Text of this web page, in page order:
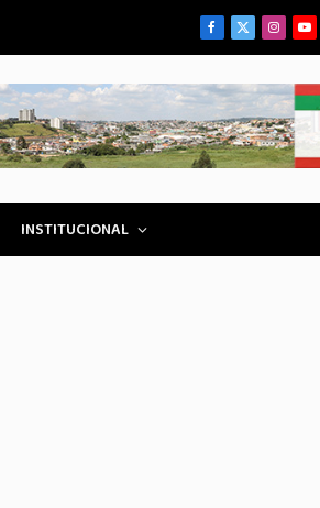
Facebook
X
(Twitter)
INSTITUCIONAL